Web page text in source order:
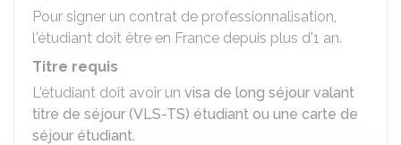
Pour signer un contrat de professionnalisation,
l'étudiant doit être en France depuis plus d'1 an.
Titre requis
L'étudiant doit avoir un visa de long séjour valant
titre de séjour (VLS-TS) étudiant ou une carte de
séjour étudiant.